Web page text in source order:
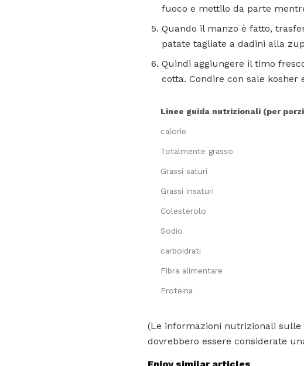
fuoco e mettilo da parte
Quando il manzo è fatto,
patate tagliate a dadini alla
Quindi aggiungere il timo
cotta. Condire con sale kosher
Linee guida nutrizionali (per
calorie
Totalmente grasso
Grassi saturi
Grassi insaturi
Colesterolo
Sodio
carboidrati
Fibra alimentare
Proteina
(Le informazioni nutrizionali
dovrebbero essere considerate